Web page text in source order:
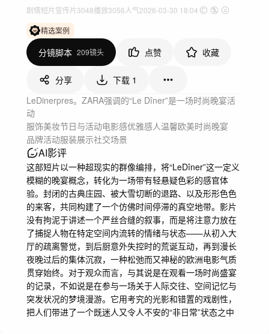
剧情短片宣传片3048播放3056人气2026-03-30 18:04
精选案例
分镜脚本 209镜头 点赞 收藏
分享 下载 1
LeDinerpres。ZARA强调的“Le Dîner”是一场时尚晚宴活
动
服饰美妆节日与活动电影感优雅感人温馨欧美时尚晚宴
品牌活动服装展示社交场景
AI影评
这部短片以一种超现实的群像编排，将“LeDîner”这一定义
模糊的晚宴概念，转化为一场带有轻悬疑色彩的感官体
验。封闭的古典庄园、被大雪切断的退路、以及形形色色
的来客，共同构建了一个仿佛时间停滞的真空地带。影片
没有拘泥于讲述一个严丝合缝的叙事，而是将注意力放在
了捕捉人物在特定空间内流转的情绪与状态——从初入大
厅的疏离警觉，到后厨意外失控时的荒诞互动，再到漫长
夜晚过后的集体沉寂，一种松弛而又神秘的欧洲电影气质
贯穿始终。对于观众而言，与其说是在观看一场时尚盛宴
的记录，不如说是在参与一场关于人际交往、空间记忆与
突发状况的梦境漫游。它用考究的光影和错置的戏剧性，
把人们带进了一个既迷人又令人不安的“非日常”状态之中